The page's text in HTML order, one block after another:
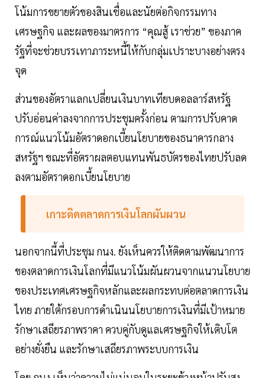
โน้มการขยายตัวของสินเชื่อและนัยต่อกิจกรรมทาง
เศรษฐกิจ และผลของมาตรการ “คุณสู้ เราช่วย” ของภาค
รัฐที่จะช่วยบรรเทาภาระหนี้ให้กับกลุ่มเปราะบางอย่างตรง
จุด
ส่วนของอัตราแลกเปลี่ยนเงินบาทเทียบดอลลาร์สหรัฐ
ปรับอ่อนค่าลงจากการประชุมครั้งก่อน ตามการปรับคาด
การณ์แนวโน้มอัตราดอกเบี้ยนโยบายของธนาคารกลาง
สหรัฐฯ ขณะที่อัตราผลตอบแทนพันธบัตรของไทยปรับลด
ลงตามอัตราดอกเบี้ยนโยบาย
เกาะติดตลาดการเงินโลกผันผวน
นอกจากนี้ที่ประชุม กนง. ยังเห็นควรให้ติดตามพัฒนาการ
ของตลาดการเงินโลกที่มีแนวโน้มผันผวนจากแนวนโยบาย
ของประเทศเศรษฐกิจหลักและผลกระทบต่อตลาดการเงิน
ไทย ภายใต้กรอบการดำเนินนโยบายการเงินที่มีเป้าหมาย
รักษาเสถียรภาพราคา ควบคู่กับดูแลเศรษฐกิจให้เติบโต
อย่างยั่งยืน และรักษาเสถียรภาพระบบการเงิน